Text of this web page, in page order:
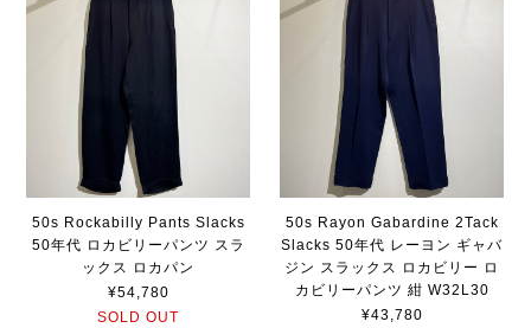
50s Rockabilly Pants Slacks
50年代 ロカビリーパンツ スラ
ックス ロカパン
¥54,780
SOLD OUT
50s Rayon Gabardine 2Tack
Slacks 50年代 レーヨン ギャバ
ジン スラックス ロカビリー ロ
カビリーパンツ 紺 W32L30
¥43,780